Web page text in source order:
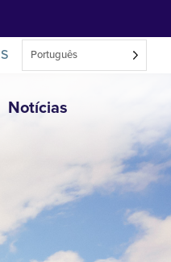
Português
Notícias